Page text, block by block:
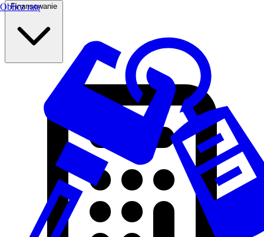
Finansowanie
Oblicz ratę